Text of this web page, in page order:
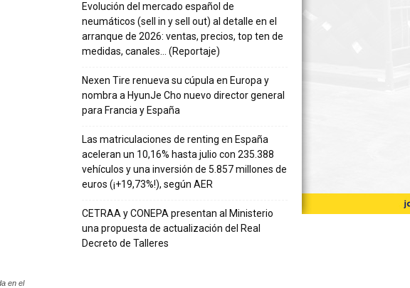
en el
Evolución del mercado español de
neumáticos (sell in y sell out) al detalle en el
arranque de 2026: ventas, precios, top ten de
medidas, canales… (Reportaje)
Nexen Tire renueva su cúpula en Europa y
nombra a HyunJe Cho nuevo director general
para Francia y España
Las matriculaciones de renting en España
aceleran un 10,16% hasta julio con 235.388
vehículos y una inversión de 5.857 millones de
euros (¡+19,73%!), según AER
CETRAA y CONEPA presentan al Ministerio
una propuesta de actualización del Real
Decreto de Talleres